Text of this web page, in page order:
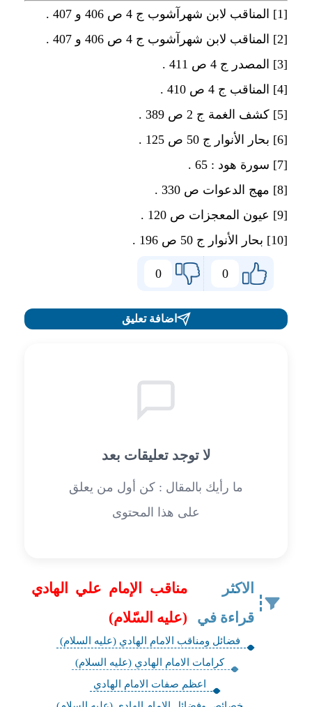
[1]
المناقب لابن شهرآشوب ج 4 ص 406 و 407 .
[2]
المناقب لابن شهرآشوب ج 4 ص 406 و 407 .
[3]
المصدر ج 4 ص 411 .
[4]
المناقب ج 4 ص 410 .
[5]
كشف الغمة ج 2 ص 389 .
[6]
بحار الأنوار ج 50 ص 125 .
[7]
سورة هود : 65 .
[8]
مهج الدعوات ص 330 .
[9]
عيون المعجزات ص 120 .
[10]
بحار الأنوار ج 50 ص 196 .
0
0
اضافة تعليق
لا توجد تعليقات بعد
ما رأيك بالمقال : كن أول من يعلق
على هذا المحتوى
الاكثر
قراءة في
مناقب الإمام علي الهادي
(عليه السّلام)
فضائل ومناقب الامام الهادي (عليه السلام)
كرامات الامام الهادي (عليه السلام)
اعظم صفات الامام الهادي